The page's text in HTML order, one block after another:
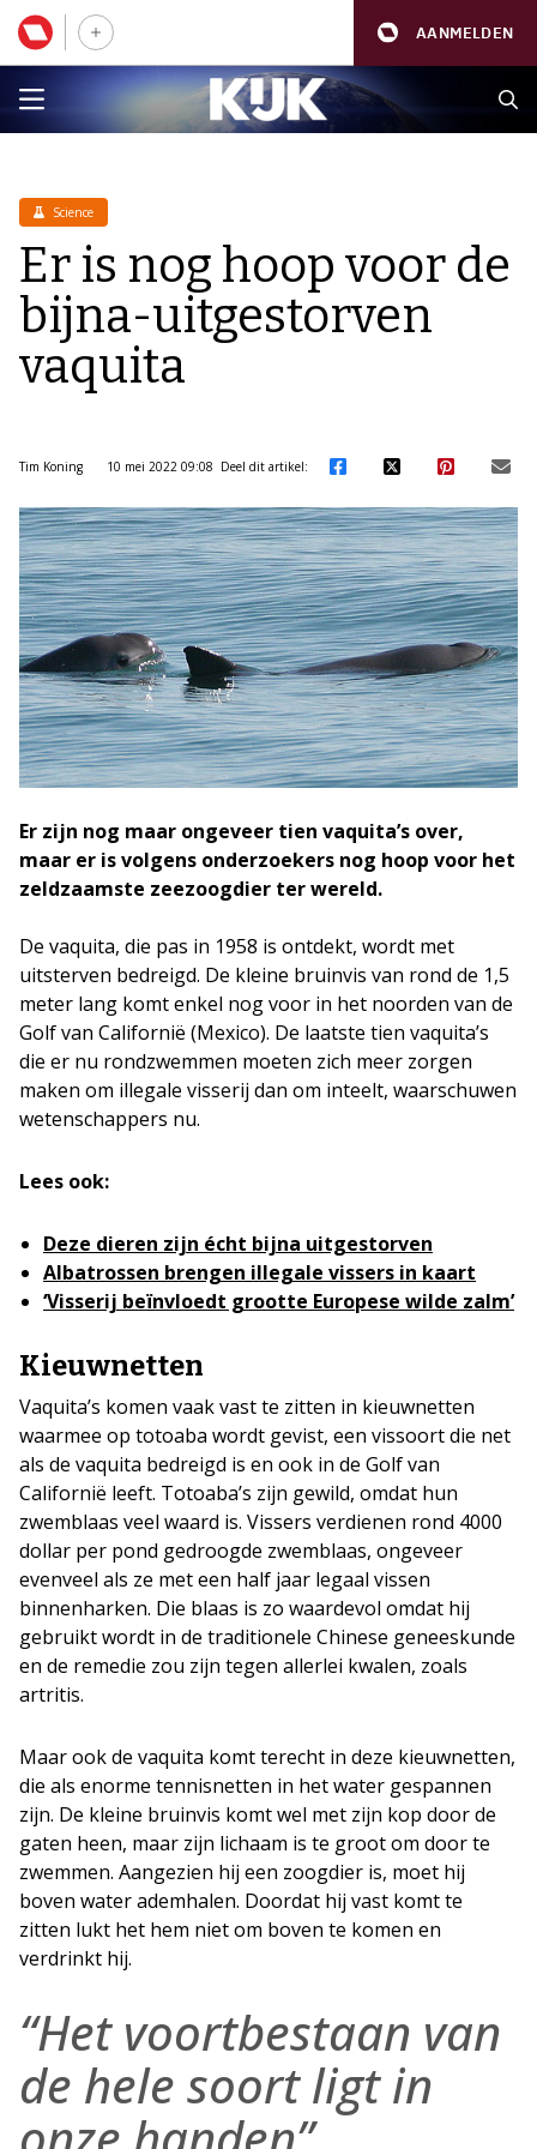
AANMELDEN
Science
Er is nog hoop voor de
bijna-uitgestorven
vaquita
Tim Koning 10 mei 2022 09:08 Deel dit artikel:
Er zijn nog maar ongeveer tien vaquita’s over,
maar er is volgens onderzoekers nog hoop voor het
zeldzaamste zeezoogdier ter wereld.
De vaquita, die pas in 1958 is ontdekt, wordt met
uitsterven bedreigd. De kleine bruinvis van rond de 1,5
meter lang komt enkel nog voor in het noorden van de
Golf van Californië (Mexico). De laatste tien vaquita’s
die er nu rondzwemmen moeten zich meer zorgen
maken om illegale visserij dan om inteelt, waarschuwen
wetenschappers nu.
Lees ook:
Deze dieren zijn écht bijna uitgestorven
Albatrossen brengen illegale vissers in kaart
‘Visserij beïnvloedt grootte Europese wilde zalm’
Kieuwnetten
Vaquita’s komen vaak vast te zitten in kieuwnetten
waarmee op totoaba wordt gevist, een vissoort die net
als de vaquita bedreigd is en ook in de Golf van
Californië leeft. Totoaba’s zijn gewild, omdat hun
zwemblaas veel waard is. Vissers verdienen rond 4000
dollar per pond gedroogde zwemblaas, ongeveer
evenveel als ze met een half jaar legaal vissen
binnenharken. Die blaas is zo waardevol omdat hij
gebruikt wordt in de traditionele Chinese geneeskunde
en de remedie zou zijn tegen allerlei kwalen, zoals
artritis.
Maar ook de vaquita komt terecht in deze kieuwnetten,
die als enorme tennisnetten in het water gespannen
zijn. De kleine bruinvis komt wel met zijn kop door de
gaten heen, maar zijn lichaam is te groot om door te
zwemmen. Aangezien hij een zoogdier is, moet hij
boven water ademhalen. Doordat hij vast komt te
zitten lukt het hem niet om boven te komen en
verdrinkt hij.
“Het voortbestaan van
de hele soort ligt in